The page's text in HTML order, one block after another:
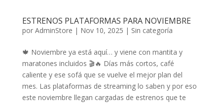
ESTRENOS PLATAFORMAS PARA NOVIEMBRE
por AdminStore | Nov 10, 2025 | Sin categoría
🍁 Noviembre ya está aquí… y viene con mantita y
maratones incluidos 🎬🔥 Días más cortos, café
caliente y ese sofá que se vuelve el mejor plan del
mes. Las plataformas de streaming lo saben y por eso
este noviembre llegan cargadas de estrenos que te